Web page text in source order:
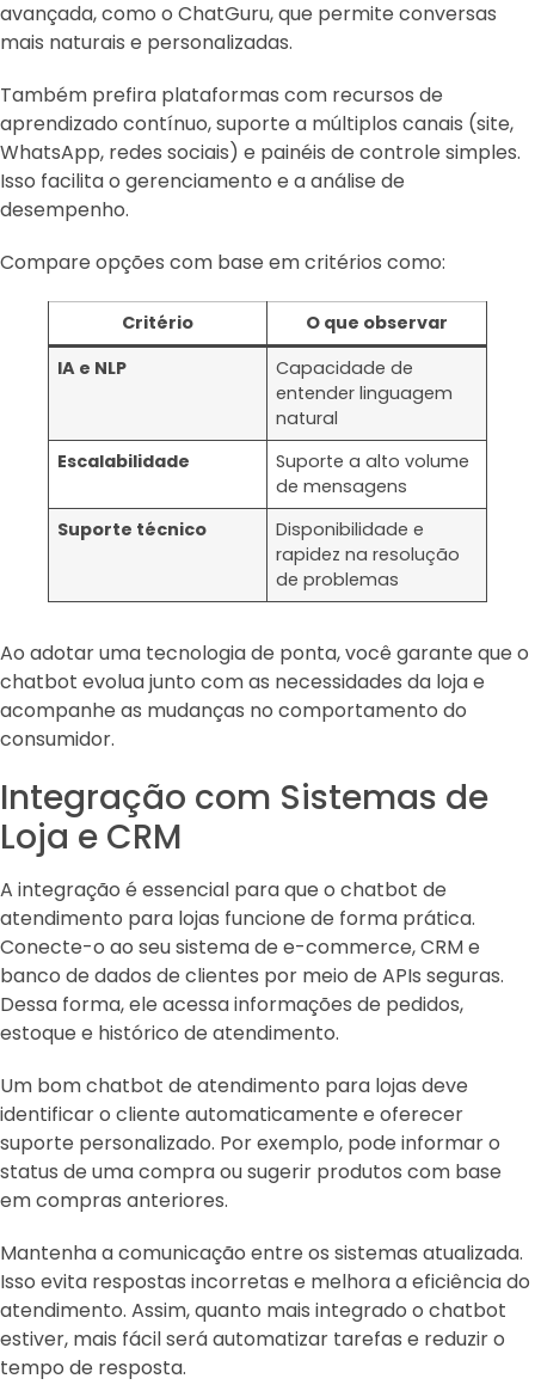
avançada, como o ChatGuru, que permite conversas
mais naturais e personalizadas.
Também prefira plataformas com recursos de
aprendizado contínuo, suporte a múltiplos canais (site,
WhatsApp, redes sociais) e painéis de controle simples.
Isso facilita o gerenciamento e a análise de
desempenho.
Compare opções com base em critérios como:
Critério
O que observar
IA e NLP
Capacidade de
entender linguagem
natural
Escalabilidade
Suporte a alto volume
de mensagens
Suporte técnico
Disponibilidade e
rapidez na resolução
de problemas
Ao adotar uma tecnologia de ponta, você garante que o
chatbot evolua junto com as necessidades da loja e
acompanhe as mudanças no comportamento do
consumidor.
Integração com Sistemas de
Loja e CRM
A integração é essencial para que o chatbot de
atendimento para lojas funcione de forma prática.
Conecte-o ao seu sistema de e-commerce, CRM e
banco de dados de clientes por meio de APIs seguras.
Dessa forma, ele acessa informações de pedidos,
estoque e histórico de atendimento.
Um bom chatbot de atendimento para lojas deve
identificar o cliente automaticamente e oferecer
suporte personalizado. Por exemplo, pode informar o
status de uma compra ou sugerir produtos com base
em compras anteriores.
Mantenha a comunicação entre os sistemas atualizada.
Isso evita respostas incorretas e melhora a eficiência do
atendimento. Assim, quanto mais integrado o chatbot
estiver, mais fácil será automatizar tarefas e reduzir o
tempo de resposta.